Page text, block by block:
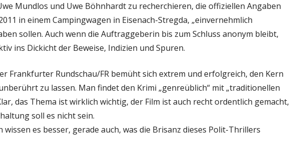
Mundlos und Uwe Böhnhardt zu recherchieren, die offiziellen Angaben
in einem Campingwagen in Eisenach-Stregda, „einvernehmlich
sollen. Auch wenn die Auftraggeberin bis zum Schluss anonym bleibt,
ins Dickicht der Beweise, Indizien und Spuren.
Frankfurter Rundschau/FR bemüht sich extrem und erfolgreich, den Kern
zu lassen. Man findet den Krimi „genreüblich“ mit „traditionellen
das Thema ist wirklich wichtig, der Film ist auch recht ordentlich gemacht,
soll es nicht sein.
wissen es besser, gerade auch, was die Brisanz dieses Polit-Thrillers